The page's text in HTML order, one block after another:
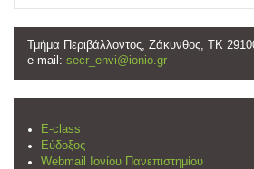
Τμήμα Περιβάλλοντος, Ζάκυνθος, ΤΚ
e-mail: secr_envi@ionio.gr
E-class
Εύδοξος
Webmail Ιονίου Πανεπιστημίου